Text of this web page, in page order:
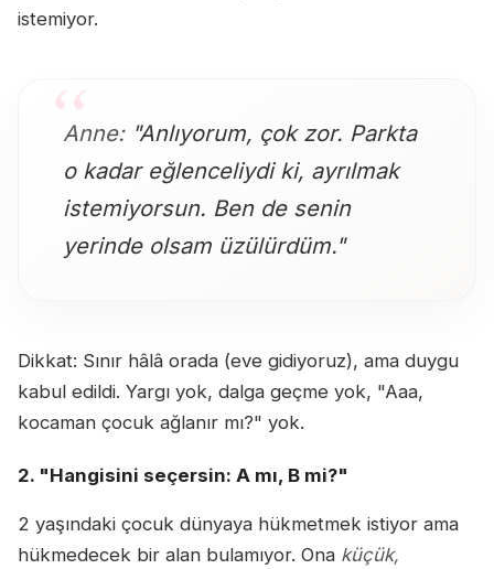
istemiyor.
Anne:"Anlıyorum, çok zor. Parkta
o kadar eğlenceliydi ki, ayrılmak
istemiyorsun. Ben de senin
yerinde olsam üzülürdüm."
Dikkat: Sınır hâlâ orada (eve gidiyoruz), ama duygu
kabul edildi. Yargı yok, dalga geçme yok, "Aaa,
kocaman çocuk ağlanır mı?" yok.
2. "Hangisini seçersin: A mı, B mi?"
2 yaşındaki çocuk dünyaya hükmetmek istiyor ama
hükmedecek bir alan bulamıyor. Ona küçük,